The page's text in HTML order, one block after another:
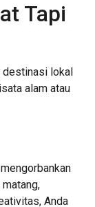
Tapi
destinasi lokal
alam atau
matang,
Anda